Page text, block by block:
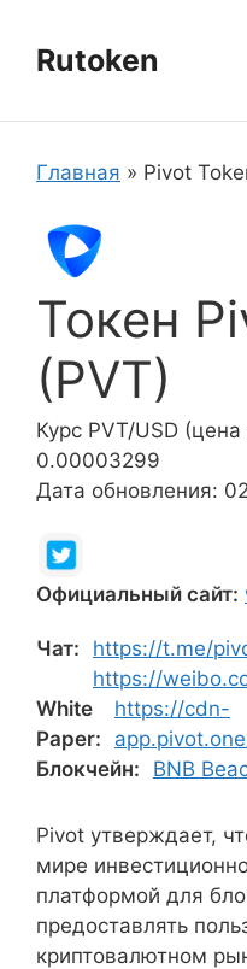
содержимому
Rutoken
Главная » Pivot
Токен
(PVT)
Курс PVT/USD
0.00003299
Дата обновления:
Официальный сайт:
Чат: https://t.me/
https://
White
Paper:
https://cdn-
Блокчейн:
BNB
Pivot утверждает,
мире
платформой для
предоставлять
криптовалютном